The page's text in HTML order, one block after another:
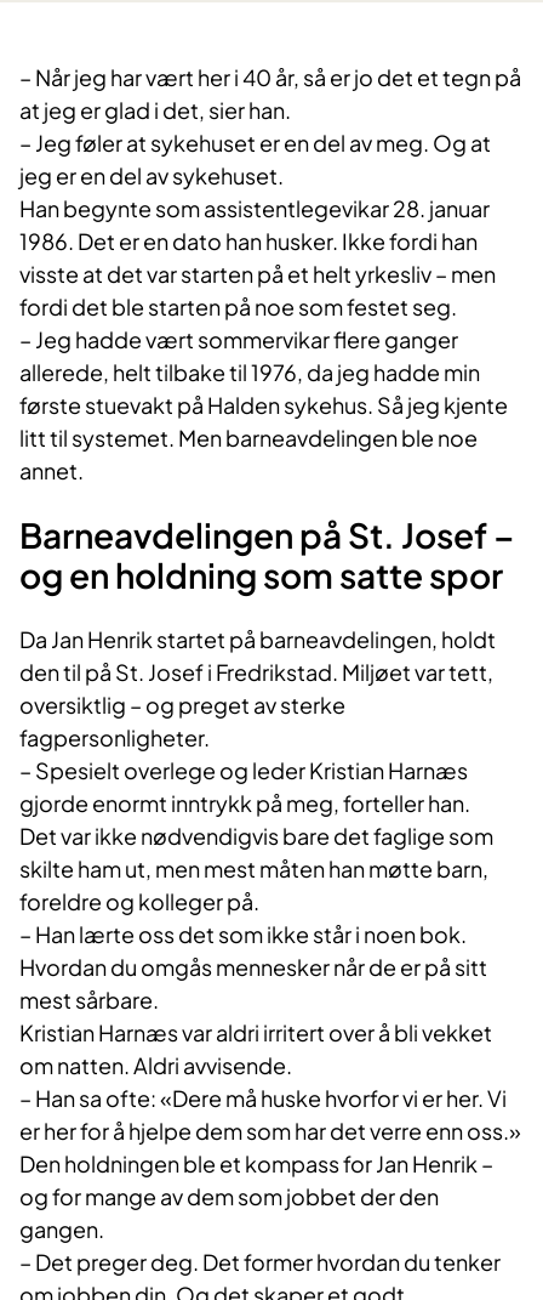
– Når jeg har vært her i 40 år, så er jo det et tegn på
at jeg er glad i det, sier han.
– Jeg føler at sykehuset er en del av meg. Og at
jeg er en del av sykehuset.
Han begynte som assistentlegevikar 28. januar
1986. Det er en dato han husker. Ikke fordi han
visste at det var starten på et helt yrkesliv – men
fordi det ble starten på noe som festet seg.
– Jeg hadde vært sommervikar flere ganger
allerede, helt tilbake til 1976, da jeg hadde min
første stuevakt på Halden sykehus. Så jeg kjente
litt til systemet. Men barneavdelingen ble noe
annet.
Barneavdelingen på St. Josef –
og en holdning som satte spor
Da Jan Henrik startet på barneavdelingen, holdt
den til på St. Josef i Fredrikstad. Miljøet var tett,
oversiktlig – og preget av sterke
fagpersonligheter.
– Spesielt overlege og leder Kristian Harnæs
gjorde enormt inntrykk på meg, forteller han.
Det var ikke nødvendigvis bare det faglige som
skilte ham ut, men mest måten han møtte barn,
foreldre og kolleger på.
– Han lærte oss det som ikke står i noen bok.
Hvordan du omgås mennesker når de er på sitt
mest sårbare.
Kristian Harnæs var aldri irritert over å bli vekket
om natten. Aldri avvisende.
– Han sa ofte: «Dere må huske hvorfor vi er her. Vi
er her for å hjelpe dem som har det verre enn oss.»
Den holdningen ble et kompass for Jan Henrik –
og for mange av dem som jobbet der den
gangen.
– Det preger deg. Det former hvordan du tenker